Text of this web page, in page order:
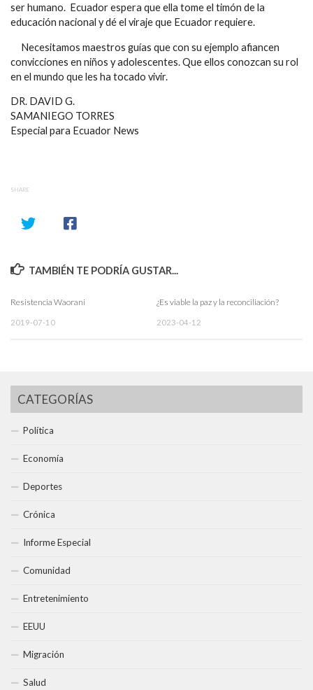
ser humano. Ecuador espera que ella tome el timón de la
educación nacional y dé el viraje que Ecuador requiere.
Necesitamos maestros guías que con su ejemplo afiancen
convicciones en niños y adolescentes. Que ellos conozcan su rol
en el mundo que les ha tocado vivir.
DR. DAVID G.
SAMANIEGO TORRES
Especial para Ecuador News
SHARE
TAMBIÉN TE PODRÍA GUSTAR...
Resistencia Waorani
2019-07-10
¿Es viable la paz y la reconciliación?
2023-04-12
CATEGORÍAS
Política
Economía
Deportes
Crónica
Informe Especial
Comunidad
Entretenimiento
EEUU
Migración
Salud